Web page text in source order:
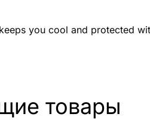
you cool and protected
товары